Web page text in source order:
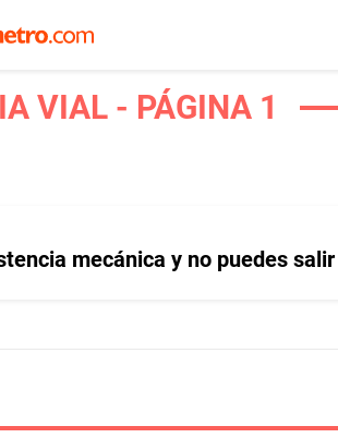
VIAL - PÁGINA 1
mecánica y no puedes